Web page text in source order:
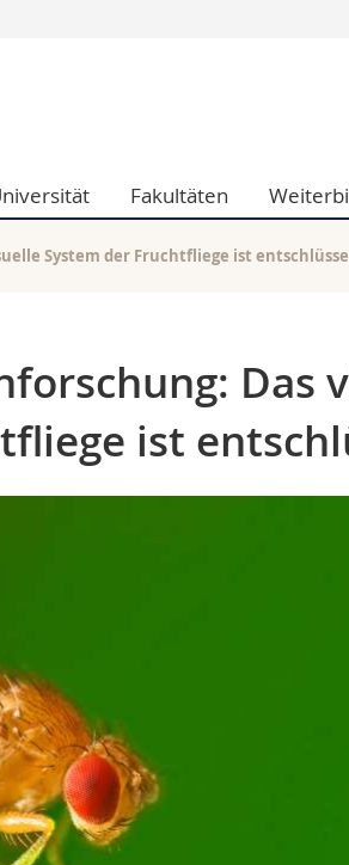
Fak.
und Bildungswissenschaften
Med. Fak.
Fakultäten
System der Fruchtfliege ist
Das
ist